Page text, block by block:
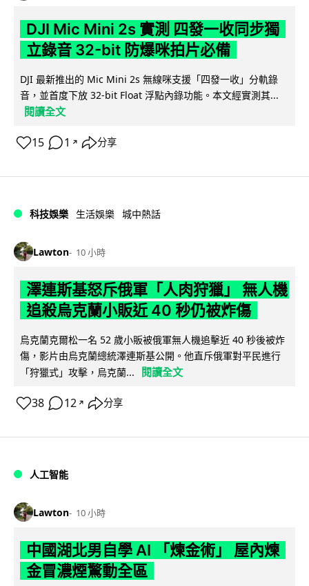
DJI Mic Mini 2s 實測 四發一收同步獨
立錄音 32-bit 防爆咪拍片必備
DJI 最新推出的 Mic Mini 2s 無線咪支援「四發一收」分軌錄
音，並首度下放 32-bit Float 浮點內錄功能。本文經實測其...
閱讀全文
15 1 ↗ 分享
科技娛樂 生活娛樂 城中熱話
Lawton 10 小時
澤連斯基怒斥俄軍「人肉狩獵」 無人機
追殺烏克蘭小販近 40 秒仍被炸傷
烏克蘭克爾松一名 52 歲小販被俄軍無人機追擊近 40 秒後被炸
傷，影片由烏克蘭總統澤連斯基公開。他直斥俄軍對平民進行
「狩獵式」攻擊，烏克蘭...
閱讀全文
38 12 ↗ 分享
人工智能
Lawton 10 小時
中國湖北男自學 AI 「煉金術」 屋內煉
金冒濃煙驚動全區